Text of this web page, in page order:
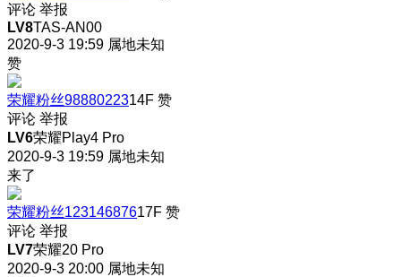
评论 举报
LV8TAS-AN00
2020-9-3 19:59 属地未知
赞
荣耀粉丝9888022314F 赞
评论 举报
LV6荣耀Play4 Pro
2020-9-3 19:59 属地未知
来了
荣耀粉丝12314687617F 赞
评论 举报
LV7荣耀20 Pro
2020-9-3 20:00 属地未知